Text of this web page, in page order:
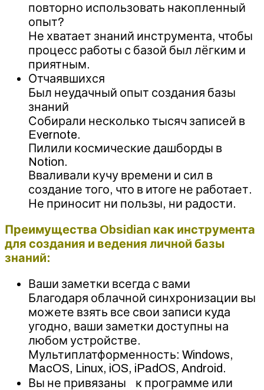
повторно использовать накопленный
опыт?
Не хватает знаний инструмента, чтобы
процесс работы с базой был лёгким и
приятным.
Отчаявшихся
Был неудачный опыт создания базы
знаний
Собирали несколько тысяч записей в
Evernote.
Пилили космические дашборды в
Notion.
Вваливали кучу времени и сил в
создание того, что в итоге не работает.
Не приносит ни пользы, ни радости.
Преимущества Obsidian как инструмента
для создания и ведения личной базы
знаний:
Ваши заметки всегда с вами
Благодаря облачной синхронизации вы
можете взять все свои записи куда
угодно, ваши заметки доступны на
любом устройстве.
Мультиплатформенность: Windows,
MacOS, Linux, iOS, iPadOS, Android.
Вы не привязаны к программе или